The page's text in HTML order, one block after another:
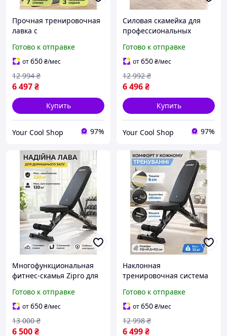
Прочная тренировочная
лавка с
покрытием для занятий с
гантелями и штангой
дома
Готово к отправке
от650₴/мес
6 497₴
12 994 ₴
Купить
Your Cool Shop 97%
Силовая скамейка для
профессиональных
поверхностью и
изменением угла наклона
Готово к отправке
от650₴/мес
6 496₴
12 992 ₴
Купить
Your Cool Shop 97%
Многофункциональная
фитнес-скамья Zipro для
упражнений на мышцы
корпуса с гибкой
регулировкой положения
Готово к отправке
от650₴/мес
6 500₴
13 000 ₴
Наклонная
тренировочная система
с высокой допустимой
нагрузкой и настройкой
положения конструкции
Готово к отправке
от650₴/мес
6 499₴
12 998 ₴